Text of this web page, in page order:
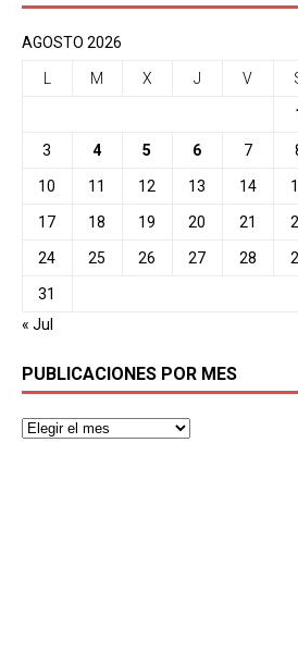
AGOSTO 2026
L M X J V
3 4 5 6 7
10 11 12 13 14
17 18 19 20 21
24 25 26 27 28
31
« Jul
PUBLICACIONES POR MES